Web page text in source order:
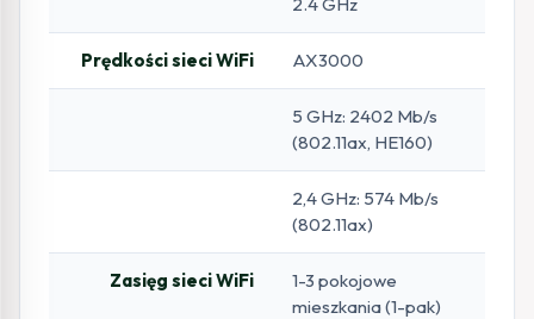
Prędkości sieci WiFi AX3000
5 GHz: 2402 Mb/s
(802.11ax, HE160)
2,4 GHz: 574 Mb/s
(802.11ax)
Zasięg sieci WiFi
1-3 pokojowe
mieszkania (1-pak)